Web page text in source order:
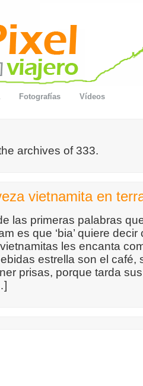
Fotografías Vídeos
archives of 333.
vietnamita en
las primeras palabras
es que ‘bia’ quiere
les encanta
estrella son el café,
prisas, porque tarda